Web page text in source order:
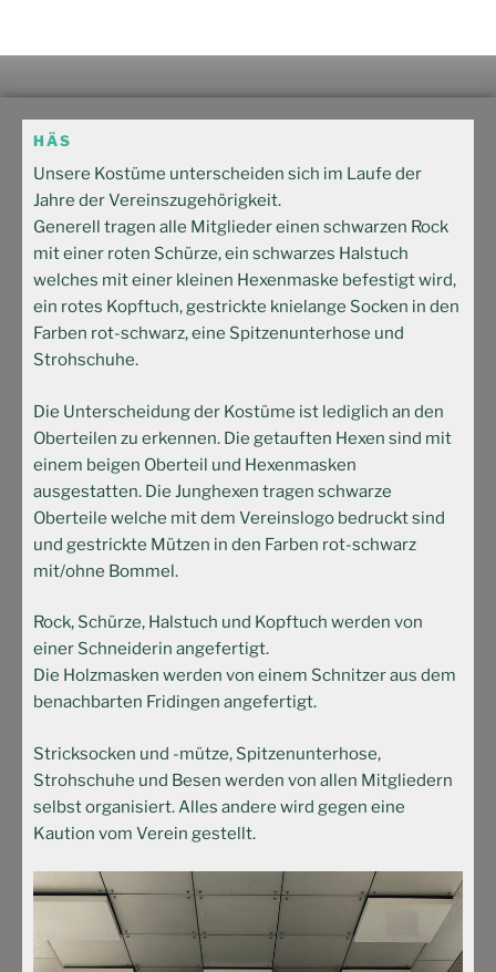
HÄS
Unsere Kostüme unterscheiden sich im Laufe der
Jahre der Vereinszugehörigkeit.
Generell tragen alle Mitglieder einen schwarzen Rock
mit einer roten Schürze, ein schwarzes Halstuch
welches mit einer kleinen Hexenmaske befestigt wird,
ein rotes Kopftuch, gestrickte knielange Socken in den
Farben rot-schwarz, eine Spitzenunterhose und
Strohschuhe.
Die Unterscheidung der Kostüme ist lediglich an den
Oberteilen zu erkennen. Die getauften Hexen sind mit
einem beigen Oberteil und Hexenmasken
ausgestatten. Die Junghexen tragen schwarze
Oberteile welche mit dem Vereinslogo bedruckt sind
und gestrickte Mützen in den Farben rot-schwarz
mit/ohne Bommel.
Rock, Schürze, Halstuch und Kopftuch werden von
einer Schneiderin angefertigt.
Die Holzmasken werden von einem Schnitzer aus dem
benachbarten Fridingen angefertigt.
Stricksocken und -mütze, Spitzenunterhose,
Strohschuhe und Besen werden von allen Mitgliedern
selbst organisiert. Alles andere wird gegen eine
Kaution vom Verein gestellt.